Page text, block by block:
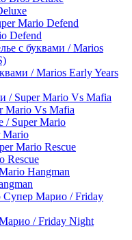
Defend
/ Marios Early Years
Vs Mafia
Mario
Rescue
/ Friday Night